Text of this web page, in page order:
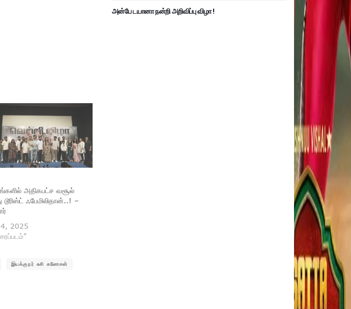
அதிகபட்ச வசூல்
டூரிஸ்ட் ஃபேமிலிதான்..! –
2025
இயக்குநர் சுசி கணேசன்
அன்பே டயானா நன்றி அறிவிப்பு விழா !